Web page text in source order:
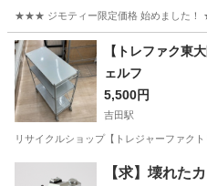
★★★ ジモティー限定価格 始めました！
大阪 和泉市 光明池駅 収納
【トレファク東
ェルフ
5,500円
吉田駅
リサイクルショップ【トレジャーフ
吉田駅 収納
【求】壊れた